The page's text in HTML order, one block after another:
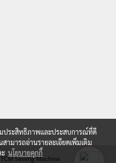
Sewing Machine
มประสิทธิภาพและประสบการณ์ที่ดี
ามารถอ่านรายละเอียดเพิ่มเติม
นโยบายคุกกี้